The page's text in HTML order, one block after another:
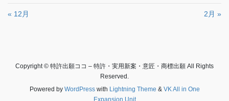
« 12月 2月 »
Copyright © 特許出願ココ – 特許・実用新案・意匠・商標出願 All Rights
Reserved.
Powered by WordPresswith Lightning Theme & VK All in One